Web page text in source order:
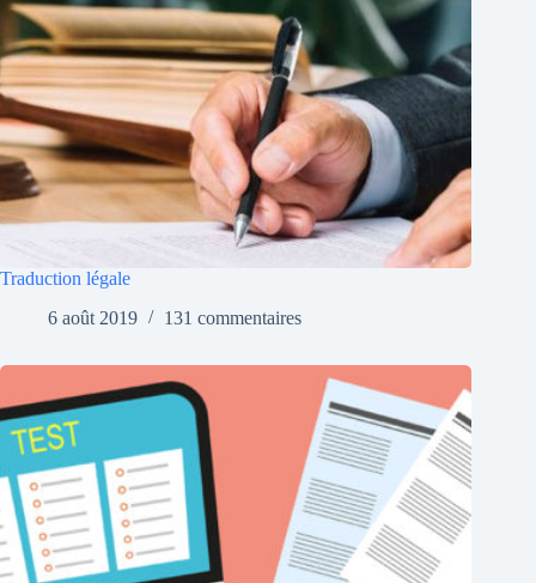
Traduction légale
6 août 2019
131 commentaires